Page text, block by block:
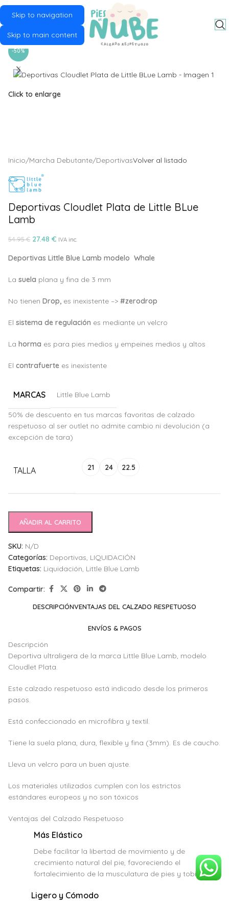
Skip to navigation
Skip to main content
-50%
Click to enlarge
Inicio/Marcha Debutante/DeportivasVolver al listado
Deportivas Cloudlet Plata de Little BLue
Lamb
54.95€ 27.48 € IVA inc.
Deportivas Little Blue Lamb modelo Whale
La suela plana y fina de 3 mm
No tienen Drop, es inexistente –> #zerodrop
El sistema de regulación es mediante un velcro
La horma es para pies medios y empeines medios y altos
El contrafuerte es inexistente
MARCAS Little Blue Lamb
50% de descuento en tus marcas favoritas de calzado
respetuoso al ser outlet no admite cambio ni devolución (a
excepción de tara)
TALLA 21 24 22.5
AÑADIR AL CARRITO
SKU: N/D
Categorías: Deportivas, LIQUIDACIÓN
Etiquetas: Liquidación, Little Blue Lamb
Compartir:
DESCRIPCIÓNVENTAJAS DEL CALZADO RESPETUOSO
ENVÍOS & PAGOS
Descripción
Deportiva ultraligera de la marca Little Blue Lamb, modelo
Cloudlet Plata.
Este calzado respetuoso está indicado desde los primeros
pasos.
Está confeccionado en microfibra y textil.
Tiene la suela plana, dura, flexible y fina (3mm). Es de caucho.
Lleva un velcro para un buen ajuste.
Los materiales utilizados cumplen con los estrictos
estándares europeos y no son tóxicos
Ventajas del Calzado Respetuoso
Más Elástico
Debe facilitar la libertad de movimiento y de
crecimiento natural del pie, favoreciendo el
fortalecimiento de la musculatura de pies y tobillos.
Ligero y Cómodo